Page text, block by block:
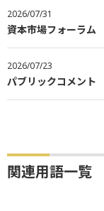
2026/07/31
資本市場フォーラム
2026/07/23
パブリックコメント
関連用語一覧